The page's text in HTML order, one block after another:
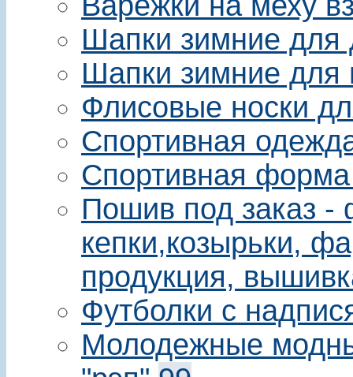
Шапки зимние для
Шапки зимние для
Флисовые носки
Спортивная
Спортивная
Пошив под заказ -
кепки,козырьки,
продукция,
Футболки с
Молодежные